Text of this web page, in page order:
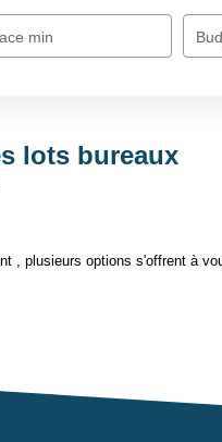
min
lots bureaux
, plusieurs options s'offrent à